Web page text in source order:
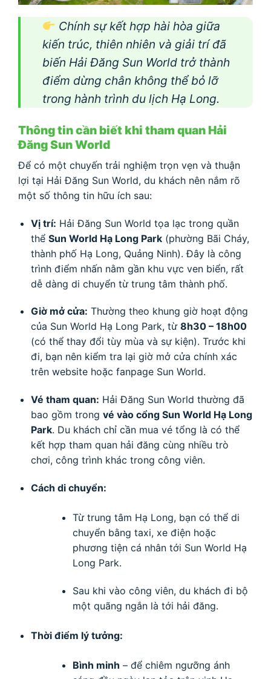
Chính sự kết hợp hài hòa giữa
kiến trúc, thiên nhiên và giải trí đã
biến Hải Đăng Sun World trở thành
điểm dừng chân không thể bỏ lỡ
trong hành trình du lịch Hạ Long.
Thông tin cần biết khi tham quan Hải
Đăng Sun World
Để có một chuyến trải nghiệm trọn vẹn và thuận
lợi tại Hải Đăng Sun World, du khách nên nắm rõ
một số thông tin hữu ích sau:
Vị trí: Hải Đăng Sun World tọa lạc trong quần
thể Sun World Hạ Long Park(phường Bãi Cháy,
thành phố Hạ Long, Quảng Ninh). Đây là công
trình điểm nhấn nằm gần khu vực ven biển, rất
dễ dàng di chuyển từ trung tâm thành phố.
Giờ mở cửa: Thường theo khung giờ hoạt động
của Sun World Hạ Long Park, từ 8h30 – 18h00
(có thể thay đổi tùy mùa và sự kiện). Trước khi
đi, bạn nên kiểm tra lại giờ mở cửa chính xác
trên website hoặc fanpage Sun World.
Vé tham quan: Hải Đăng Sun World thường đã
bao gồm trong vé vào cổng Sun World Hạ Long
Park. Du khách chỉ cần mua vé tổng là có thể
kết hợp tham quan hải đăng cùng nhiều trò
chơi, công trình khác trong công viên.
Cách di chuyển:
Từ trung tâm Hạ Long, bạn có thể di
chuyển bằng taxi, xe điện hoặc
phương tiện cá nhân tới Sun World Hạ
Long Park.
Sau khi vào công viên, du khách đi bộ
một quãng ngắn là tới hải đăng.
Thời điểm lý tưởng:
Bình minh – để chiêm ngưỡng ánh